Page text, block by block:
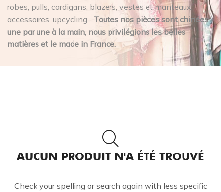
robes, pulls, cardigans, blazers, vestes et manteaux,
accessoires, upcycling... Toutes nos pièces sont chinées
une par une à la main, nous privilégions les belles
matières et le made in France.
AUCUN PRODUIT N'A ÉTÉ TROUVÉ
Check your spelling or search again with less specific